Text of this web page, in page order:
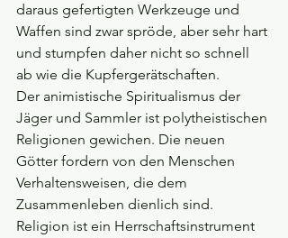
daraus gefertigten Werkzeuge und
Waffen sind zwar spröde, aber sehr hart
und stumpfen daher nicht so schnell
ab wie die Kupfergerätschaften.
Der animistische Spiritualismus der
Jäger und Sammler ist polytheistischen
Religionen gewichen. Die neuen
Götter fordern von den Menschen
Verhaltensweisen, die dem
Zusammenleben dienlich sind.
Religion ist ein Herrschaftsinstrument